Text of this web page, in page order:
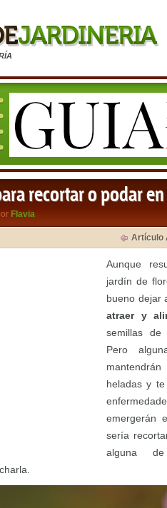
recortar o podar
Flavia
Artículo
Aunque
jardín de
bueno dejar
atraer y
semillas de
Pero
heladas y
emergerán
sería
alguna